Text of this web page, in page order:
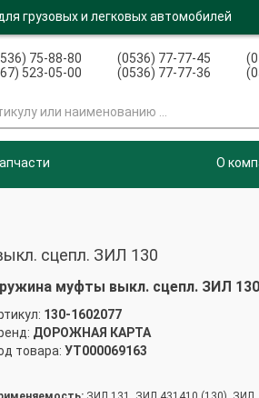
грузовых и легковых автомобилей
75-88-80
523-05-00
(0536) 77-77-45
(0536) 77-77-36
О
сцепл. ЗИЛ 130
муфты выкл. сцепл. ЗИЛ 130
130-1602077
ДОРОЖНАЯ КАРТА
товара: УТ000069163